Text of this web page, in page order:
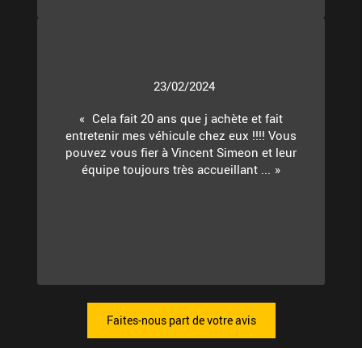
23/02/2024
Cela fait 20 ans que j achète et fait
entretenir mes véhicule chez eux !!!! Vous
pouvez vous fier à Vincent Simeon et leur
équipe toujours très accueillant ...
Faites-nous part de votre avis